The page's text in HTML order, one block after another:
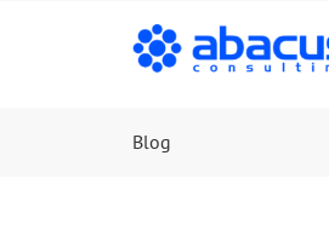
Blog